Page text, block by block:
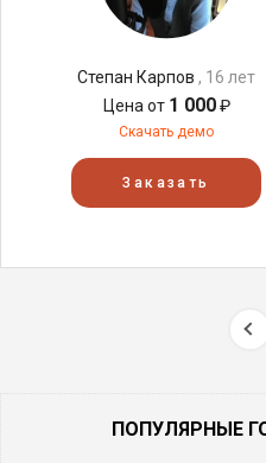
Степан Карпов , 16 лет
Цена от 1 000₽
Скачать демо
Заказать
ПОПУЛЯРНЫЕ